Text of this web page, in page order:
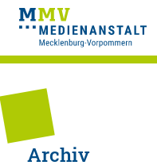
Archiv